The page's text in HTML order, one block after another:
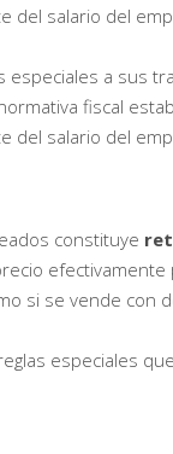
del salario del
a sus
fiscal
del salario del
constituye
efectivamente
si se vende con
especiales